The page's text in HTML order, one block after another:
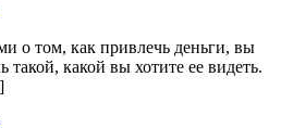
о том, как привлечь деньги, вы
такой, какой вы хотите ее видеть.